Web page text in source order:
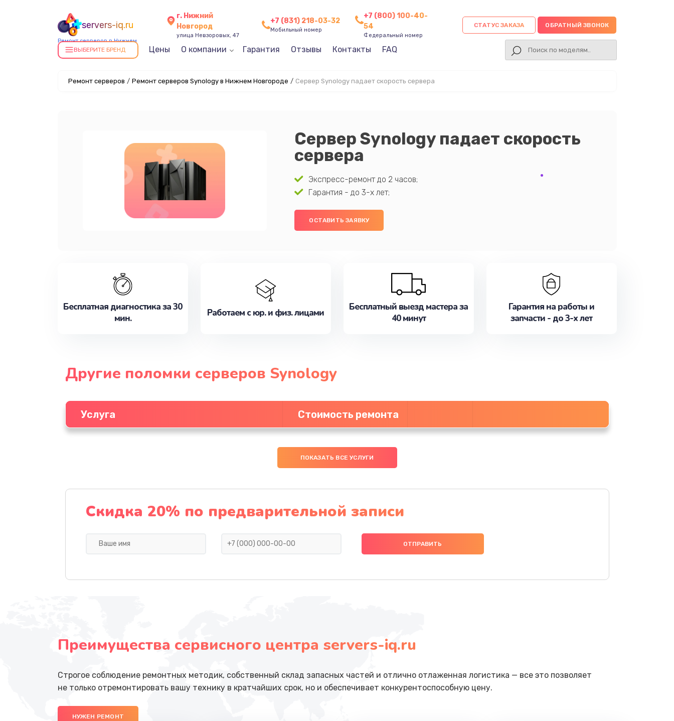
servers-iq.ru
Ремонт серверов в Нижнем
Новгороде
г. Нижний
Новгород
улица Невзоровых, 47
+7 (831) 218-03-32
Мобильный номер
+7 (800) 100-40-
54
Федеральный номер
СТАТУС ЗАКАЗА ОБРАТНЫЙ ЗВОНОК
ВЫБЕРИТЕ БРЕНД Цены О компании Гарантия Отзывы Контакты FAQ
Ремонт серверов / Ремонт серверов Synology в Нижнем Новгороде / Сервер Synology падает скорость сервера
Сервер Synology падает скорость
сервера
Экспресс-ремонт до 2 часов;
Гарантия - до 3-х лет;
ОСТАВИТЬ ЗАЯВКУ
Бесплатная диагностика за 30
мин.
Работаем с юр. и физ. лицами
Бесплатный выезд мастера за
40 минут
Гарантия на работы и
запчасти - до 3-х лет
Другие поломки серверов Synology
Услуга Стоимость ремонта
ПОКАЗАТЬ ВСЕ УСЛУГИ
Скидка 20% по предварительной записи
Преимущества сервисного центра servers-iq.ru
Строгое соблюдение ремонтных методик, собственный склад запасных частей и отлично отлаженная логистика — все это позволяет
не только отремонтировать вашу технику в кратчайших срок, но и обеспечивает конкурентоспособную цену.
НУЖЕН РЕМОНТ